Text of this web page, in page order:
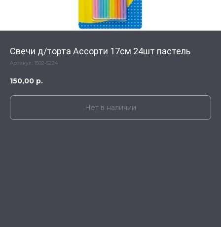
Свечи д/торта Ассорти 17см 24шт пастель
Артикул: 1502-5224
150,00 р.
Нет в наличии